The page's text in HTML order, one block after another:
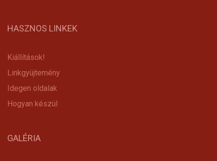
HASZNOS LINKEK
Kiállítások!
Linkgyüjtemény
Idegen oldalak
Hogyan készül
GALÉRIA